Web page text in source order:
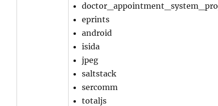
eprints
android
isida
jpeg
saltstack
sercomm
totaljs